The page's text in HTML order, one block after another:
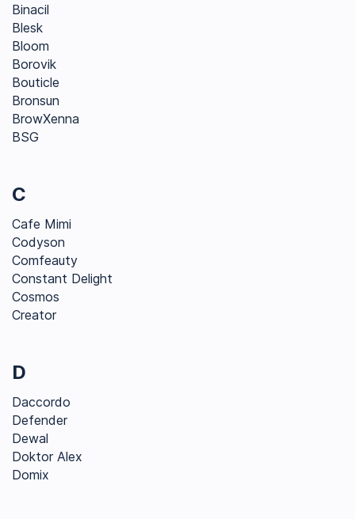
Binacil
Blesk
Bloom
Borovik
Bouticle
Bronsun
BrowXenna
BSG
C
Cafe Mimi
Codyson
Comfeauty
Constant Delight
Cosmos
Creator
D
Daccordo
Defender
Dewal
Doktor Alex
Domix